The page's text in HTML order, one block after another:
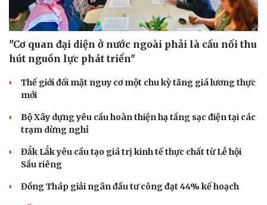
Du lịch
Săn Tour
check-in
Podcast
Đọc truyện đêm khuya
Hạt giống tâm hồn
"Cơ quan đại diện ở nước ngoài phải là cầu nối thu
hút nguồn lực phát triển"
Thế giới đối mặt nguy cơ một chu kỳ tăng giá lương thực
mới
Bộ Xây dựng yêu cầu hoàn thiện hạ tầng sạc điện tại các
trạm dừng nghỉ
Đắk Lắk yêu cầu tạo giá trị kinh tế thực chất từ Lễ hội
Sầu riêng
Đồng Tháp giải ngân đầu tư công đạt 44% kế hoạch